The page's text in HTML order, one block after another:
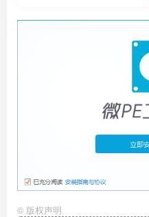
© 版权声明